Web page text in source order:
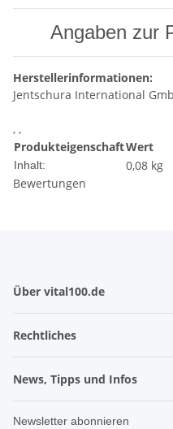
Angaben zur
Herstellerinformationen:
Jentschura International
, ,
ProdukteigenschaftWert
Inhalt:
0,08 kg
Bewertungen
Über vital100.de
Rechtliches
News, Tipps und Infos
Newsletter abonnieren